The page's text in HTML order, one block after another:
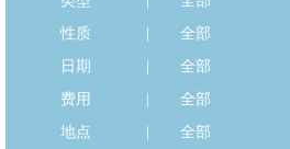
性质
全部
日期
全部
费用
全部
地点
全部